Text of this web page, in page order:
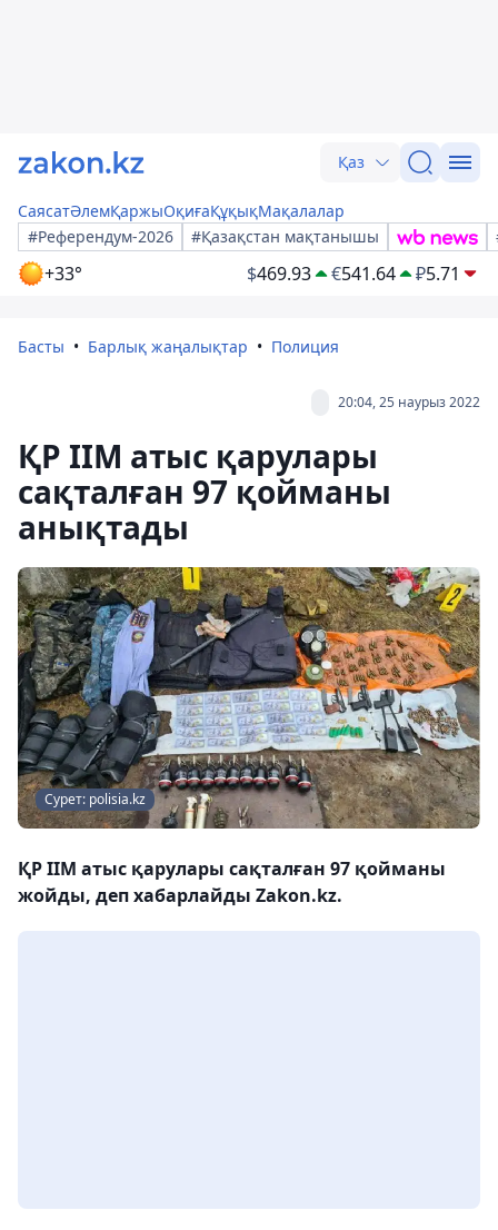
Қаз
СаясатӘлемҚаржыОқиғаҚұқықМақалалар
#Референдум-2026
#Қазақстан мақтанышы
+33° $469.93 €541.64 ₽5.71
Басты Барлық жаңалықтар Полиция
20:04, 25 наурыз 2022
ҚР ІІМ атыс қарулары
сақталған 97 қойманы
анықтады
Сурет: polisia.kz
ҚР ІІМ атыс қарулары сақталған 97 қойманы
жойды, деп хабарлайды Zakon.kz.